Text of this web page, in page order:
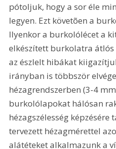
pótoljuk, hogy a sor éle
legyen. Ezt követõen a
Ilyenkor a burkolólécet a
elkészített burkolatra
az észlelt hibákat
irányban is többször
hézagrendszerben (3-4
burkolólapokat hálósan
hézagszélesség képzésére
tervezett hézagmérettel
alátéteket alkalmazunk a